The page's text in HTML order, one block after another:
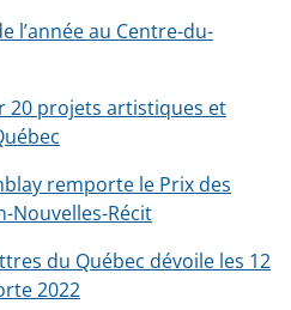
l’année au Centre-du-
20 projets artistiques et
remporte le Prix des
Nouvelles-Récit
du Québec dévoile les 12
2022